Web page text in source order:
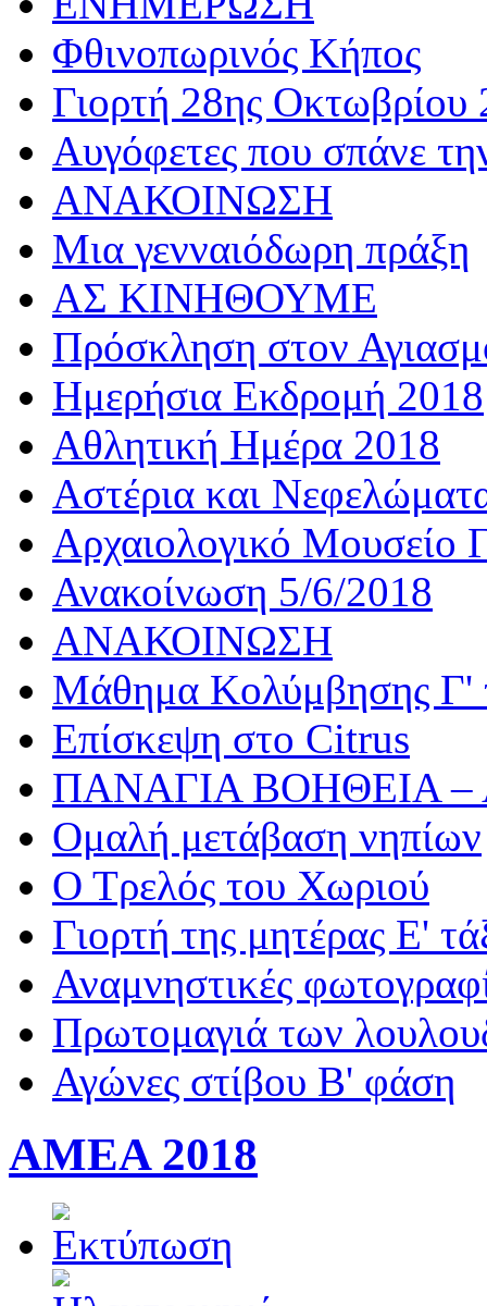
Φθινοπωρινός Κήπος
Γιορτή 28ης Οκτωβρίου
Αυγόφετες που σπάνε
ΑΝΑΚΟΙΝΩΣΗ
Μια γενναιόδωρη πράξη
ΑΣ ΚΙΝΗΘΟΥΜΕ
Πρόσκληση στον
Ημερήσια Εκδρομή 2018
Αθλητική Ημέρα 2018
Αστέρια και
Αρχαιολογικό Μουσείο
Ανακοίνωση 5/6/2018
ΑΝΑΚΟΙΝΩΣΗ
Μάθημα Κολύμβησης Γ'
Επίσκεψη στο Citrus
ΠΑΝΑΓΙΑ ΒΟΗΘΕΙΑ
Ομαλή μετάβαση νηπίων
Ο Τρελός του Χωριού
Γιορτή της μητέρας Ε'
Αναμνηστικές
Πρωτομαγιά των
Αγώνες στίβου Β' φάση
AMEA 2018